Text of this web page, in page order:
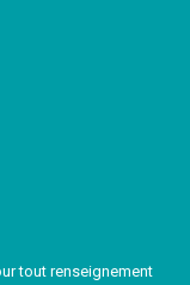
tout renseignement